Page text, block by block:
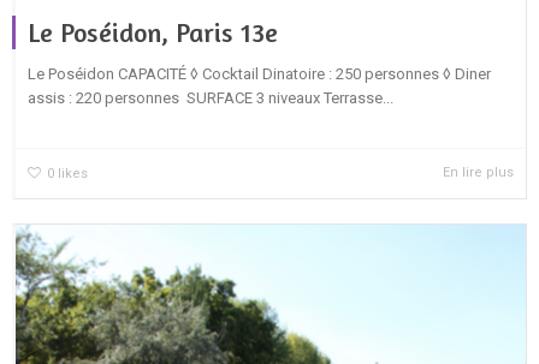
Le Poséidon, Paris 13e
Le Poséidon CAPACITÉ ◊ Cocktail Dinatoire : 250 personnes ◊ Diner
assis : 220 personnes SURFACE 3 niveaux Terrasse...
0 likes En lire plus